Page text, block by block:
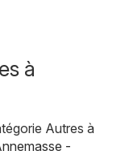
à
Autres à
-